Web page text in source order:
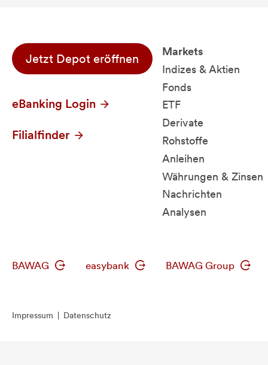
Jetzt Depot eröffnen
eBanking Login
Filialfinder
Markets
Indizes & Aktien
Fonds
ETF
Derivate
Rohstoffe
Anleihen
Währungen & Zinsen
Nachrichten
Analysen
BAWAG easybank BAWAG Group
Impressum Datenschutz